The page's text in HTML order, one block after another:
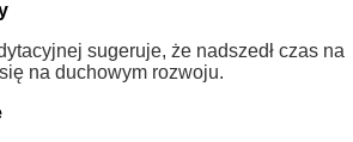
sugeruje, że nadszedł czas na
na duchowym rozwoju.